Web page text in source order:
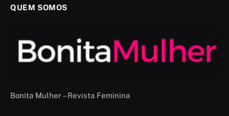
QUEM SOMOS
Bonita Mulher – Revista Feminina